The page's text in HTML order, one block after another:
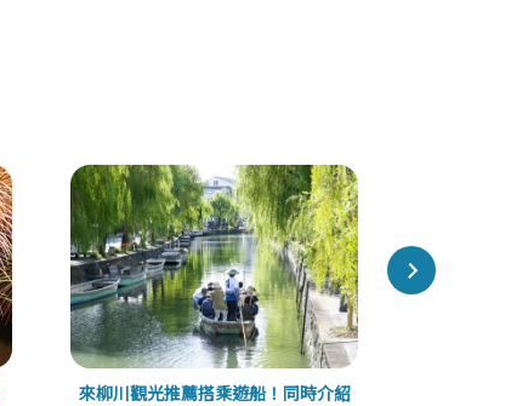
來柳川觀光推薦搭乘遊船！同時介紹